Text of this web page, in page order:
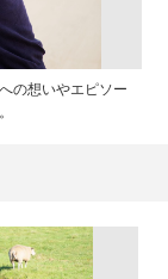
の想いやエピソー